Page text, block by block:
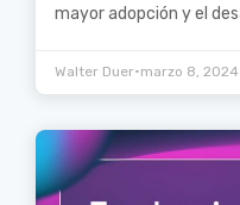
mayor adopción y el
Walter Duer•marzo 8, 2024